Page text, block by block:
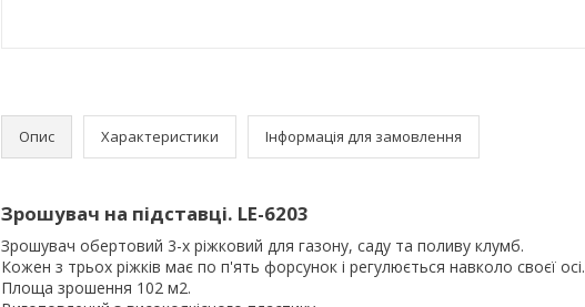
Опис Характеристики Інформація для замовлення
Зрошувач на підставці. LE-6203
Зрошувач обертовий 3-х ріжковий для газону, саду та поливу клумб.
Кожен з трьох ріжків має по п'ять форсунок і регулюється навколо своєї осі.
Площа зрошення 102 м2.